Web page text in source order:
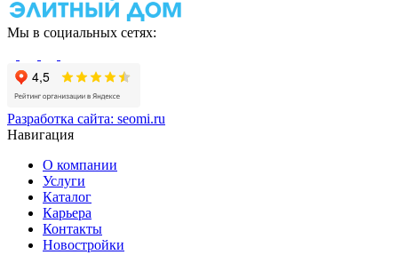
Мы в социальных сетях:
Разработка сайта: seomi.ru
Навигация
О компании
Услуги
Каталог
Карьера
Контакты
Новостройки